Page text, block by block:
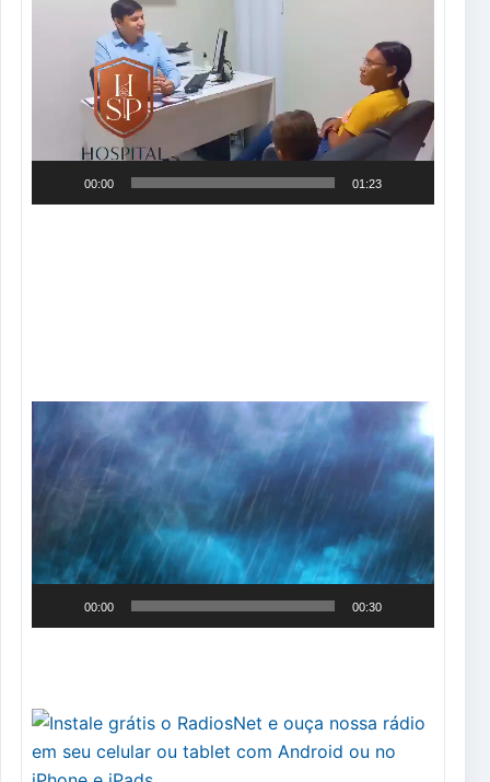
00:00 01:23
de
vídeo
00:00 00:30